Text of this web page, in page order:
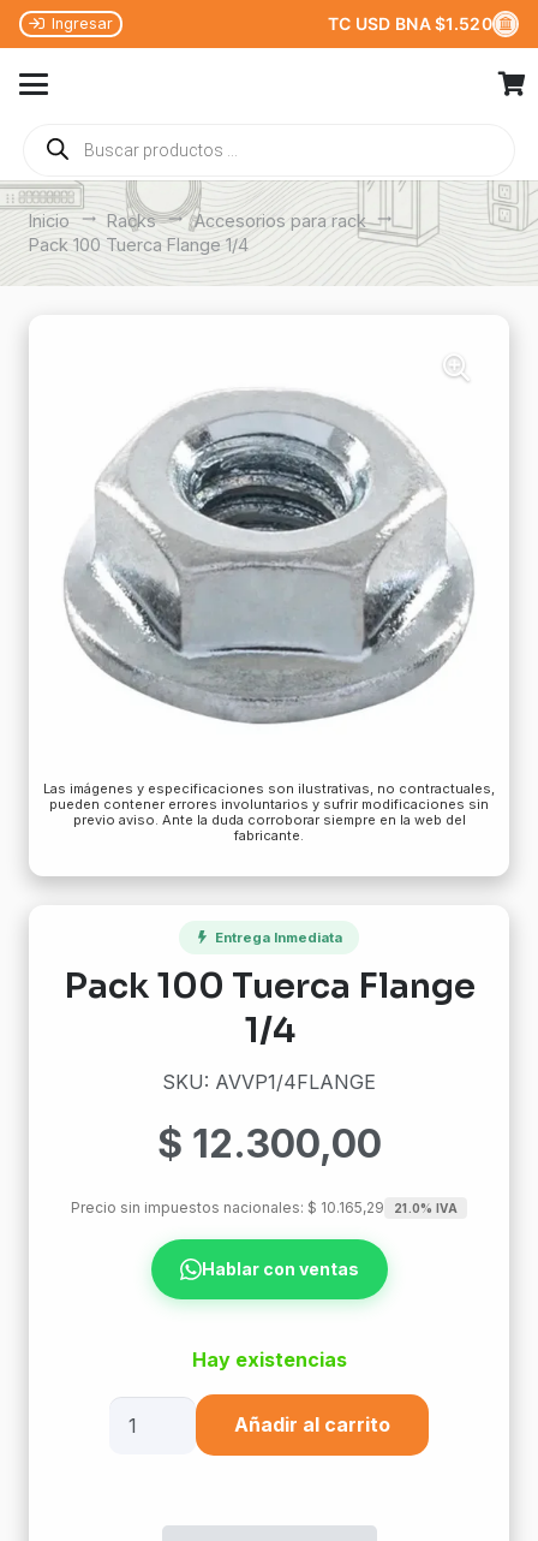
Ingresar TC USD BNA $1.520
Búsqueda
de
productos
Inicio trending_flat Racks trending_flat Accesorios para rack trending_flat
Pack 100 Tuerca Flange 1/4
Las imágenes y especificaciones son ilustrativas, no contractuales,
pueden contener errores involuntarios y sufrir modificaciones sin
previo aviso. Ante la duda corroborar siempre en la web del
fabricante.
Entrega Inmediata
Pack 100 Tuerca Flange
1/4
SKU: AVVP1/4FLANGE
$ 12.300,00
Precio sin impuestos nacionales: $ 10.165,29 21.0% IVA
Hablar con ventas
Hay existencias
Añadir al carrito